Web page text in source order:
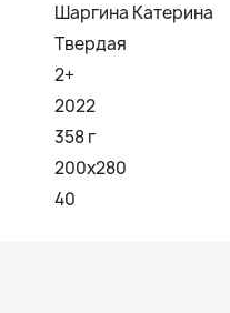
Шаргина Катерина
Твердая
2+
2022
358 г
200х280
40